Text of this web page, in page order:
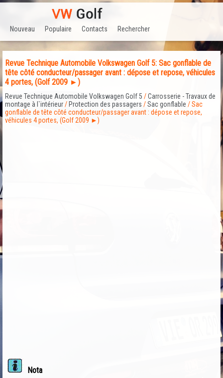
Nouveau Populaire Contacts Rechercher
Revue Technique Automobile Volkswagen Golf 5: Sac gonflable de
tête côté conducteur/passager avant : dépose et repose, véhicules
4 portes, (Golf 2009 ►)
Revue Technique Automobile Volkswagen Golf 5 /Carrosserie - Travaux de
montage à l`intérieur/ Protection des passagers /Sac gonflable / Sac
gonflable de tête côté conducteur/passager avant : dépose et repose,
véhicules 4 portes, (Golf 2009 ►)
Nota